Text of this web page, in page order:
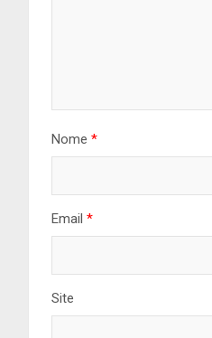
Nome *
Email *
Site